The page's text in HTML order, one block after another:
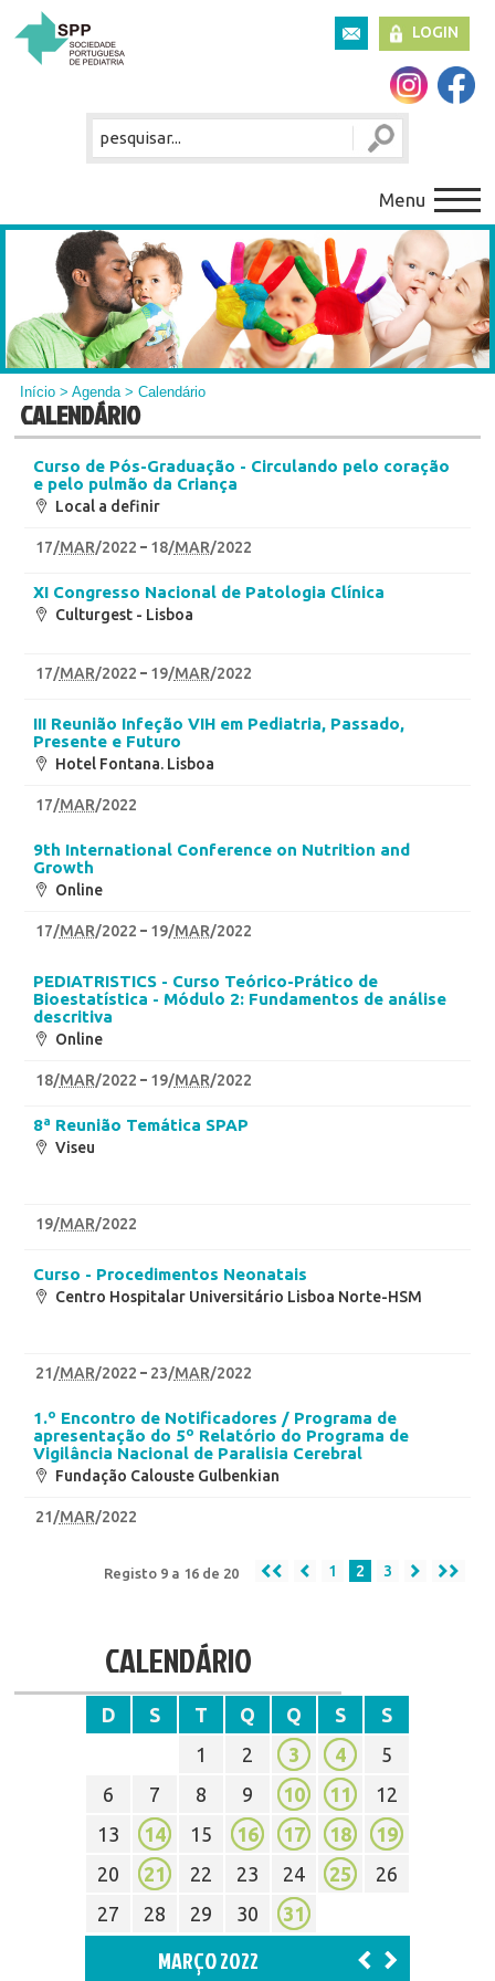
LOGIN
Menu
Início >Agenda> Calendário
CALENDÁRIO
Curso de Pós-Graduação - Circulando pelo coração
e pelo pulmão da Criança
Local a definir
17/MAR/2022 18/MAR/2022
XI Congresso Nacional de Patologia Clínica
Culturgest - Lisboa
17/MAR/2022 19/MAR/2022
III Reunião Infeção VIH em Pediatria, Passado,
Presente e Futuro
Hotel Fontana. Lisboa
17/MAR/2022
9th International Conference on Nutrition and
Growth
Online
17/MAR/2022 19/MAR/2022
PEDIATRISTICS - Curso Teórico-Prático de
Bioestatística - Módulo 2: Fundamentos de análise
descritiva
Online
18/MAR/2022 19/MAR/2022
8ª Reunião Temática SPAP
Viseu
19/MAR/2022
Curso - Procedimentos Neonatais
Centro Hospitalar Universitário Lisboa Norte-HSM
21/MAR/2022 23/MAR/2022
1.º Encontro de Notificadores / Programa de
apresentação do 5º Relatório do Programa de
Vigilância Nacional de Paralisia Cerebral
Fundação Calouste Gulbenkian
21/MAR/2022
Registo 9 a 16 de 20 1 2 3
CALENDÁRIO
D S T Q Q S
S
1
2 3 4
5
6
7 8 9 10 11
12
13
14 15 16 17 18
19
20
21 22 23 24 25
26
27
28 29 30 31
MARÇO 2022